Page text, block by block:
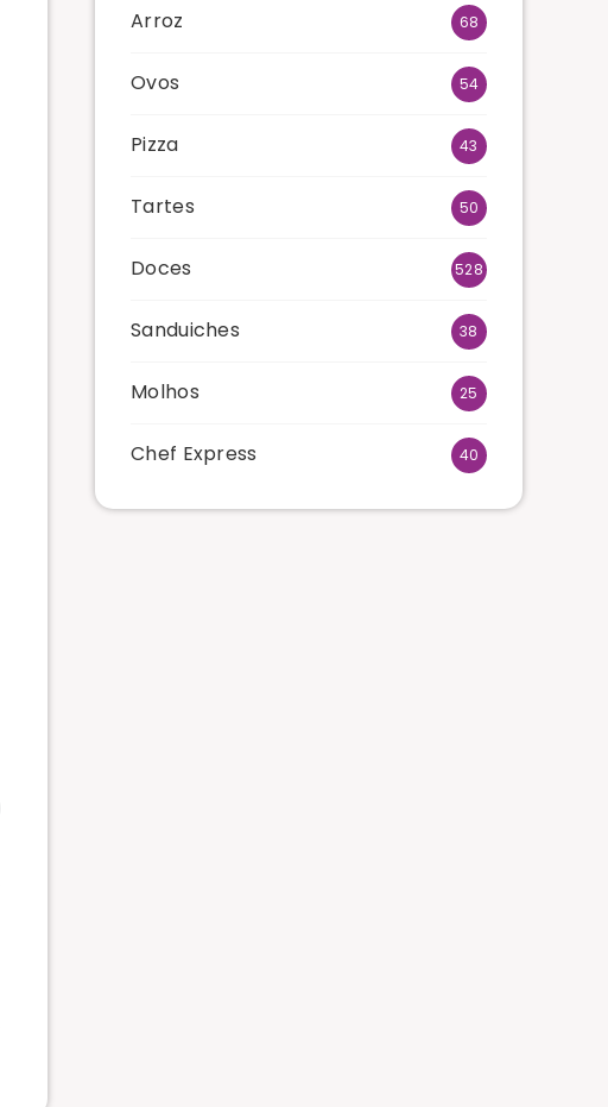
Arroz 68
Ovos 54
Pizza 43
Tartes 50
Doces 528
Sanduiches 38
Molhos 25
Chef Express 40